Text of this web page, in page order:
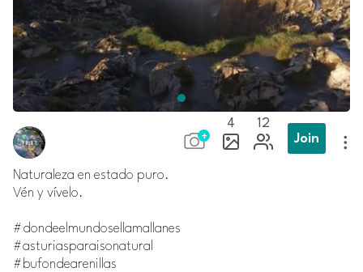
4
12
Join
Naturaleza en estado puro.
Vén y vívelo.
#dondeelmundosellamallanes
#asturiasparaisonatural
#bufondearenillas